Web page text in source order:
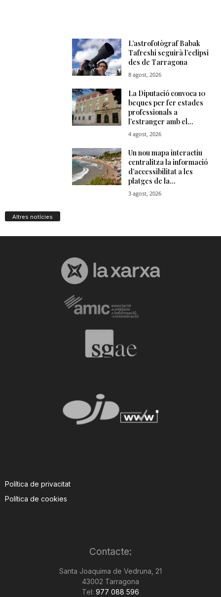
Altres notícies
Política de privacitat
Política de cookies
Contacte:
Santa Joaquima de Vedruna, 21
43002 Tarragona
Tel: 977 088 596